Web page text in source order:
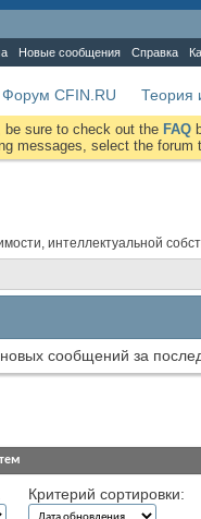
Новые сообщения Справка
Форум CFIN.RU Теория
sure to check out the FAQ
messages, select the
интеллектуальной
сообщений за
Критерий сортировки: